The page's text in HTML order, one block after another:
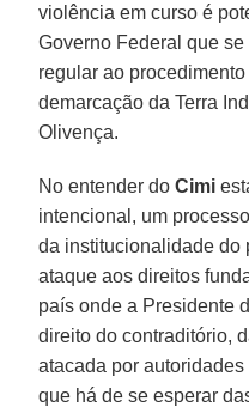
violência em curso é
Governo Federal que
regular ao
demarcação da Terra
Olivença.
No entender doCimi
intencional, um
da institucionalidade do
ataque aos direitos
país onde a Presidente
direito do contraditório,
atacada por
que há de se esperar